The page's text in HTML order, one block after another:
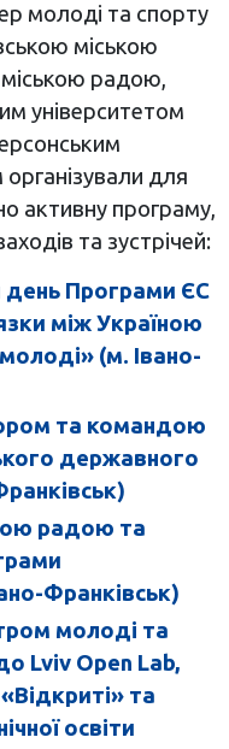
молоді та спорту
міською
радою,
університетом
для
активну програму,
та зустрічей:
день Програми ЄС
між Україною
(м. Івано-
та командою
державного
радою та
Франківськ)
молоді та
Lviv Open Lab,
та
освіти